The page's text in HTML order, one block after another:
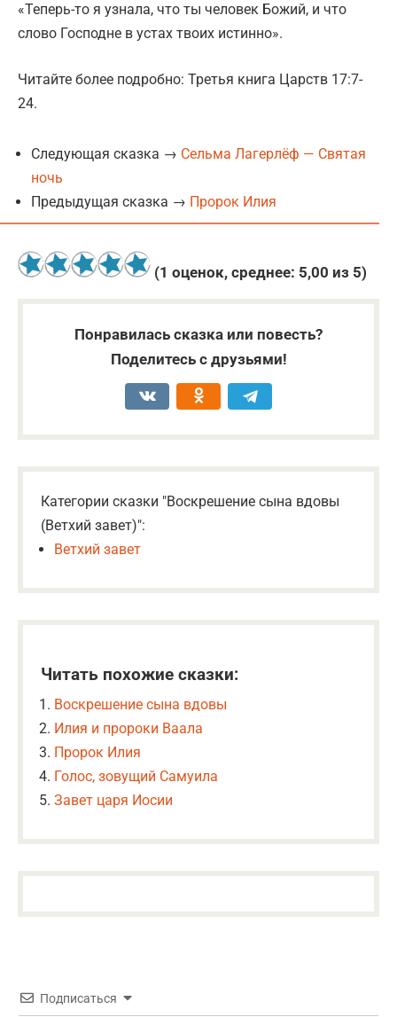
«Теперь-то я узнала, что ты человек Божий, и что
слово Господне в устах твоих истинно».
Читайте более подробно: Третья книга Царств 17:7-
24.
Следующая сказка → Сельма Лагерлёф — Святая
ночь
Предыдущая сказка → Пророк Илия
(1 оценок, среднее: 5,00 из 5)
Понравилась сказка или повесть?
Поделитесь с друзьями!
Категории сказки "Воскрешение сына вдовы
(Ветхий завет)":
Ветхий завет
Читать похожие сказки:
Воскрешение сына вдовы
Илия и пророки Ваала
Пророк Илия
Голос, зовущий Самуила
Завет царя Иосии
Подписаться